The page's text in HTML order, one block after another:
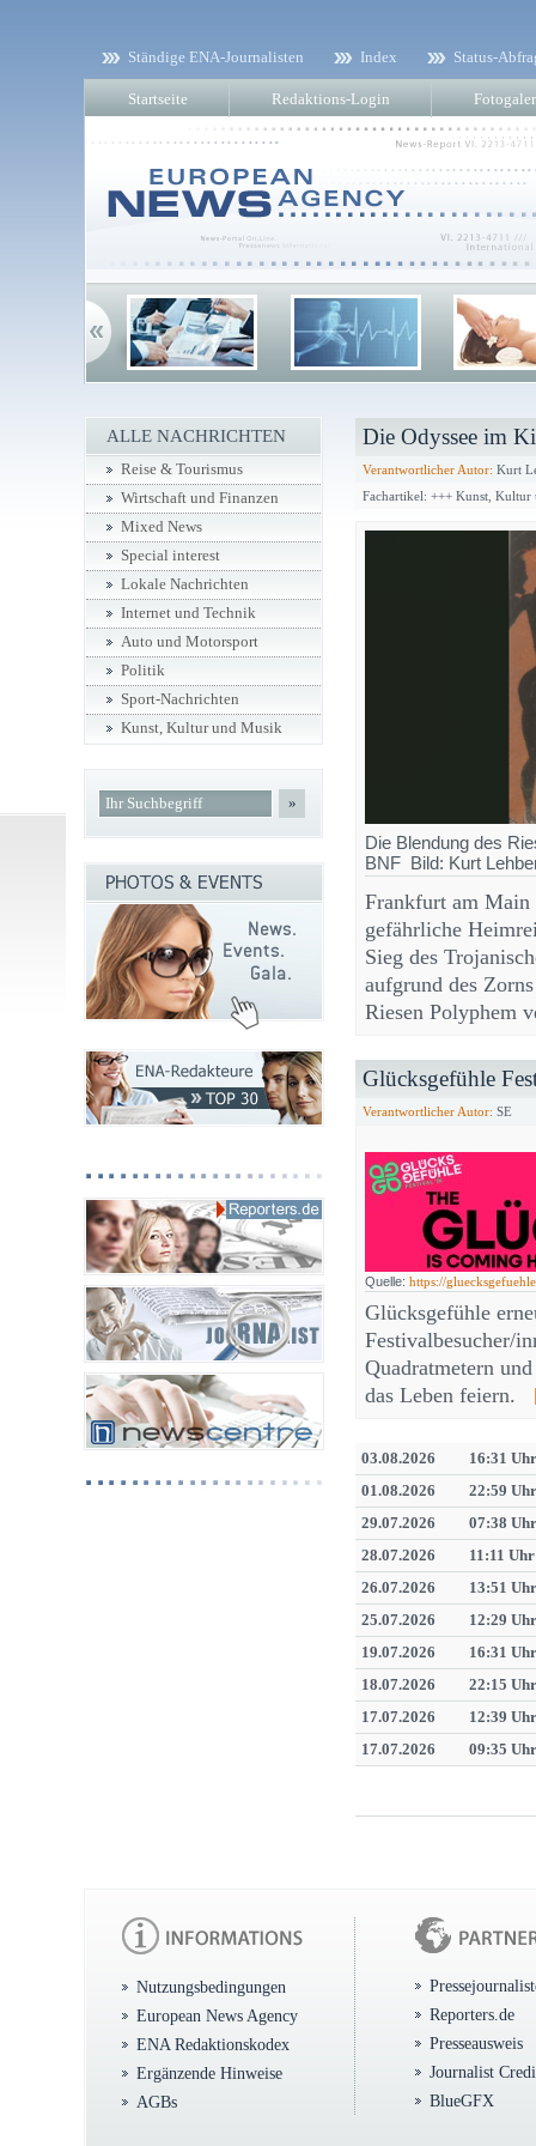
Ständige ENA-Journalisten Index Status-
Startseite Redaktions-Login
Die Odyssee im
Verantwortlicher Autor: Kurt
Fachartikel: +++ Kunst, Kultur
Die Blendung des
BNF Bild: Kurt
Frankfurt am Main
gefährliche
Sieg des
aufgrund des
Riesen Polyphem
Glücksgefühle
Verantwortlicher Autor: SE
Quelle: https://
Glücksgefühle
Festivalbesucher/
Quadratmetern
das Leben feiern.
03.08.2026
16:31 Uhr
01.08.2026
22:59 Uhr
29.07.2026
07:38 Uhr
28.07.2026
11:11 Uhr
26.07.2026
13:51 Uhr
25.07.2026
12:29 Uhr
19.07.2026
16:31 Uhr
18.07.2026
22:15 Uhr
17.07.2026
12:39 Uhr
17.07.2026
09:35 Uhr
ALLE NACHRICHTEN
Reise & Tourismus
Wirtschaft und Finanzen
Mixed News
Special interest
Lokale Nachrichten
Internet und Technik
Auto und Motorsport
Politik
Sport-Nachrichten
Kunst, Kultur und Musik
»
Nutzungsbedingungen
European News Agency
ENA Redaktionskodex
Ergänzende Hinweise
AGBs
Reporters.de
Presseausweis
Journalist
BlueGFX